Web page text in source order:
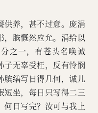
供养，甚不过意。庞涓
，膑慨然应允。涓给以
之一，有苍头名唤诚
子无辜受枉，反有怜悯
膑缮写日得几何，诚儿
坐，每日只写得二三
日写完？汝可与我上